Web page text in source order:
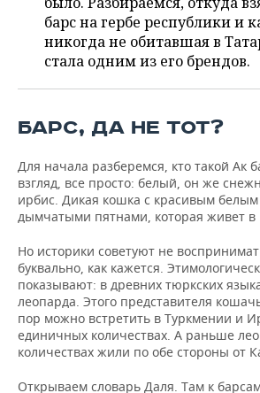
барс на гербе республики и
никогда не обитавшая в
стала одним из его брендов.
БАРС, ДА НЕ ТОТ?
Для начала разберемся, кто такой Ак
взгляд, все просто: белый, он же
ирбис. Дикая кошка с красивым
дымчатыми пятнами, которая живет в
Но историки советуют не
буквально, как кажется.
показывают: в древних тюркских
леопарда. Этого представителя
пор можно встретить в Туркмении и
единичных количествах. А раньше
количествах жили по обе стороны от
Открываем словарь Даля. Там к